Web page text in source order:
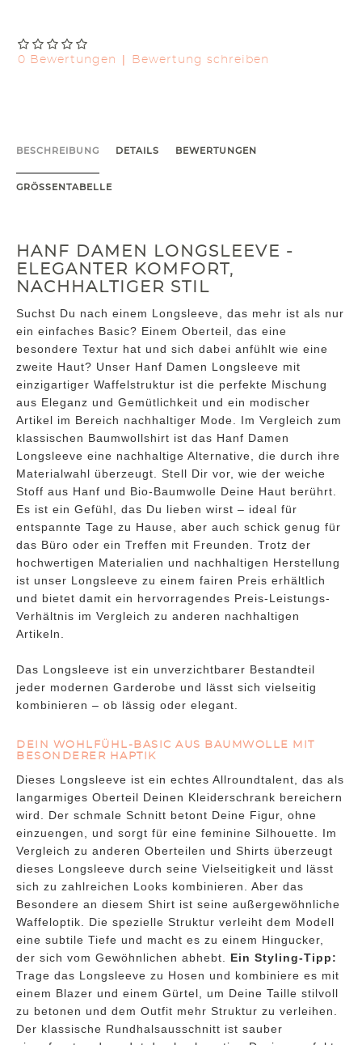
0 Bewertungen | Bewertung schreiben
BESCHREIBUNG DETAILS BEWERTUNGEN
GRÖSSENTABELLE
HANF DAMEN LONGSLEEVE -
ELEGANTER KOMFORT,
NACHHALTIGER STIL
Suchst Du nach einem Longsleeve, das mehr ist als nur
ein einfaches Basic? Einem Oberteil, das eine
besondere Textur hat und sich dabei anfühlt wie eine
zweite Haut? Unser Hanf Damen Longsleeve mit
einzigartiger Waffelstruktur ist die perfekte Mischung
aus Eleganz und Gemütlichkeit und ein modischer
Artikel im Bereich nachhaltiger Mode. Im Vergleich zum
klassischen Baumwollshirt ist das Hanf Damen
Longsleeve eine nachhaltige Alternative, die durch ihre
Materialwahl überzeugt. Stell Dir vor, wie der weiche
Stoff aus Hanf und Bio-Baumwolle Deine Haut berührt.
Es ist ein Gefühl, das Du lieben wirst – ideal für
entspannte Tage zu Hause, aber auch schick genug für
das Büro oder ein Treffen mit Freunden. Trotz der
hochwertigen Materialien und nachhaltigen Herstellung
ist unser Longsleeve zu einem fairen Preis erhältlich
und bietet damit ein hervorragendes Preis-Leistungs-
Verhältnis im Vergleich zu anderen nachhaltigen
Artikeln.
Das Longsleeve ist ein unverzichtbarer Bestandteil
jeder modernen Garderobe und lässt sich vielseitig
kombinieren – ob lässig oder elegant.
DEIN WOHLFÜHL-BASIC AUS BAUMWOLLE MIT
BESONDERER HAPTIK
Dieses Longsleeve ist ein echtes Allroundtalent, das als
langarmiges Oberteil Deinen Kleiderschrank bereichern
wird. Der schmale Schnitt betont Deine Figur, ohne
einzuengen, und sorgt für eine feminine Silhouette. Im
Vergleich zu anderen Oberteilen und Shirts überzeugt
dieses Longsleeve durch seine Vielseitigkeit und lässt
sich zu zahlreichen Looks kombinieren. Aber das
Besondere an diesem Shirt ist seine außergewöhnliche
Waffeloptik. Die spezielle Struktur verleiht dem Modell
eine subtile Tiefe und macht es zu einem Hingucker,
der sich vom Gewöhnlichen abhebt. Ein Styling-Tipp:
Trage das Longsleeve zu Hosen und kombiniere es mit
einem Blazer und einem Gürtel, um Deine Taille stilvoll
zu betonen und dem Outfit mehr Struktur zu verleihen.
Der klassische Rundhalsausschnitt ist sauber